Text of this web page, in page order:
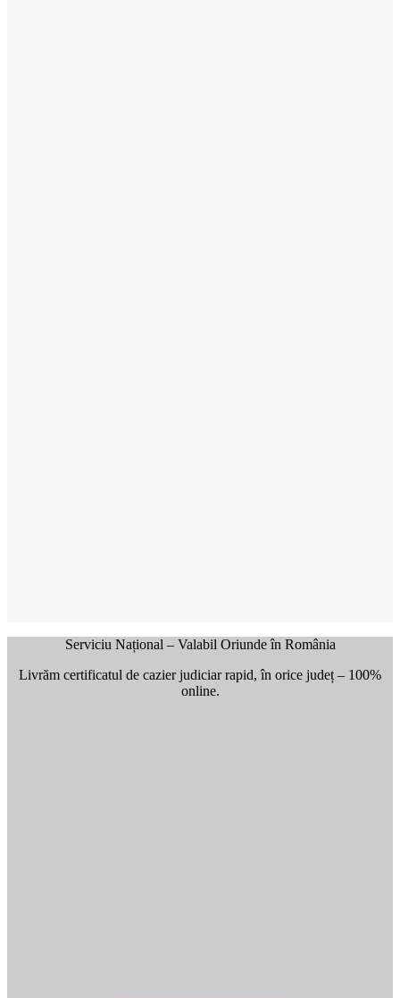
Serviciu Național – Valabil Oriunde în România
Livrăm certificatul de cazier judiciar rapid, în orice județ – 100%
online.